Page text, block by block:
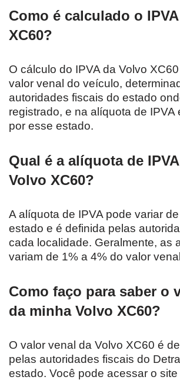
Como é calculado o
XC60?
O cálculo do IPVA da Volvo
valor venal do veículo,
autoridades fiscais do estado
registrado, e na alíquota de IPVA
por esse estado.
Qual é a alíquota de
Volvo XC60?
A alíquota de IPVA pode variar
estado e é definida pelas
cada localidade. Geralmente, as
variam de 1% a 4% do valor
Como faço para saber o
da minha Volvo XC60?
O valor venal da Volvo XC60 é
pelas autoridades fiscais do
estado. Você pode acessar o